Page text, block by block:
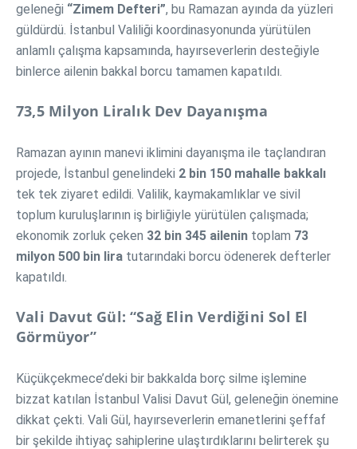
geleneği “Zimem Defteri”, bu Ramazan ayında da yüzleri
güldürdü. İstanbul Valiliği koordinasyonunda yürütülen
anlamlı çalışma kapsamında, hayırseverlerin desteğiyle
binlerce ailenin bakkal borcu tamamen kapatıldı.
73,5 Milyon Liralık Dev Dayanışma
Ramazan ayının manevi iklimini dayanışma ile taçlandıran
projede, İstanbul genelindeki 2 bin 150 mahalle bakkalı
tek tek ziyaret edildi. Valilik, kaymakamlıklar ve sivil
toplum kuruluşlarının iş birliğiyle yürütülen çalışmada;
ekonomik zorluk çeken 32 bin 345 ailenin toplam 73
milyon 500 bin lira tutarındaki borcu ödenerek defterler
kapatıldı.
Vali Davut Gül: “Sağ Elin Verdiğini Sol El
Görmüyor”
Küçükçekmece’deki bir bakkalda borç silme işlemine
bizzat katılan İstanbul Valisi Davut Gül, geleneğin önemine
dikkat çekti. Vali Gül, hayırseverlerin emanetlerini şeffaf
bir şekilde ihtiyaç sahiplerine ulaştırdıklarını belirterek şu